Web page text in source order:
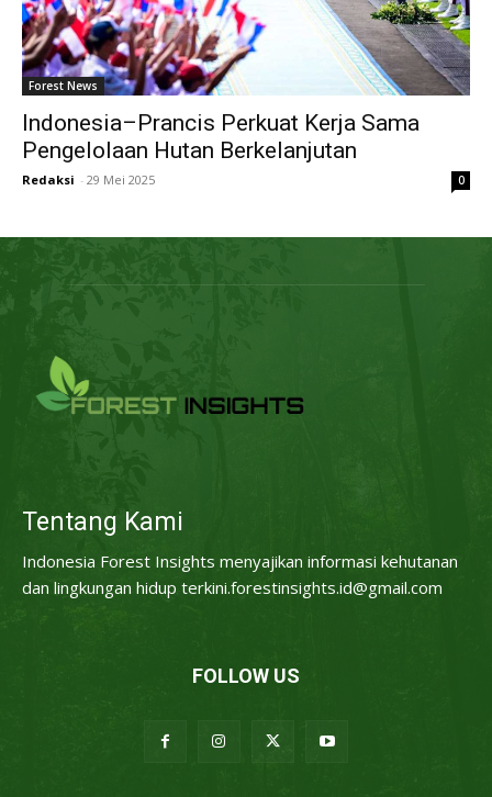
Forest News
Indonesia–Prancis Perkuat Kerja Sama
Pengelolaan Hutan Berkelanjutan
Redaksi - 29 Mei 2025 0
Tentang Kami
Indonesia Forest Insights menyajikan informasi kehutanan
dan lingkungan hidup terkini.forestinsights.id@gmail.com
FOLLOW US